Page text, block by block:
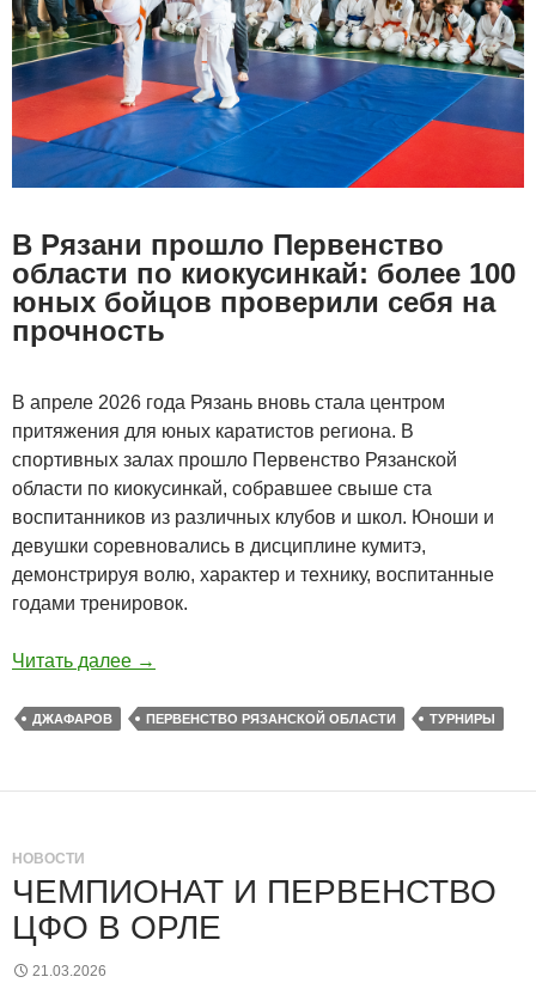
В Рязани прошло Первенство
области по киокусинкай: более 100
юных бойцов проверили себя на
прочность
В апреле 2026 года Рязань вновь стала центром
притяжения для юных каратистов региона. В
спортивных залах прошло Первенство Рязанской
области по киокусинкай, собравшее свыше ста
воспитанников из различных клубов и школ. Юноши и
девушки соревновались в дисциплине кумитэ,
демонстрируя волю, характер и технику, воспитанные
годами тренировок.
Читать далее →
ДЖАФАРОВ ПЕРВЕНСТВО РЯЗАНСКОЙ ОБЛАСТИ ТУРНИРЫ
НОВОСТИ
ЧЕМПИОНАТ И ПЕРВЕНСТВО
ЦФО В ОРЛЕ
21.03.2026